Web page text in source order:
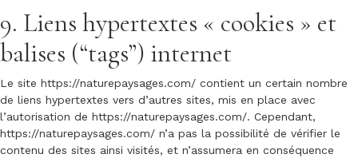
9. Liens hypertextes « cookies » et
balises (“tags”) internet
Le site https://naturepaysages.com/ contient un certain nombre
de liens hypertextes vers d’autres sites, mis en place avec
l’autorisation de https://naturepaysages.com/. Cependant,
https://naturepaysages.com/ n’a pas la possibilité de vérifier le
contenu des sites ainsi visités, et n’assumera en conséquence